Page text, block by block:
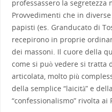
professassero la segretezza
Provvedimenti che in
papisti (es. Granducato di
recepirono in proprie
dei massoni. Il cuore della
come si può vedere si tratta
articolata, molto più
della semplice “laicità” e
“confessionalismo” rivolta ai